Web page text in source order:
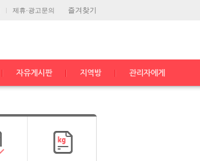
즐겨찾기
제휴·광고문의
자유게시판 지역방 관리자에게